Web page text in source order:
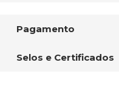
Pagamento
Selos e Certificados